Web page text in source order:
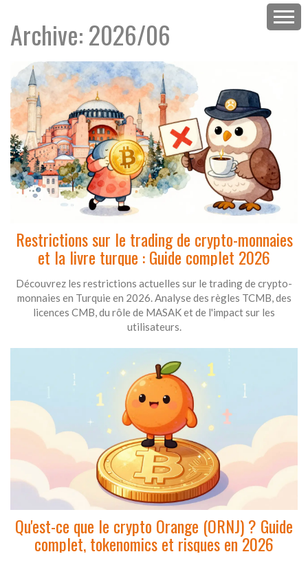
Archive: 2026/06
Restrictions sur le trading de crypto-monnaies
et la livre turque : Guide complet 2026
Découvrez les restrictions actuelles sur le trading de crypto-
monnaies en Turquie en 2026. Analyse des règles TCMB, des
licences CMB, du rôle de MASAK et de l'impact sur les
utilisateurs.
Qu'est-ce que le crypto Orange (ORNJ) ? Guide
complet, tokenomics et risques en 2026